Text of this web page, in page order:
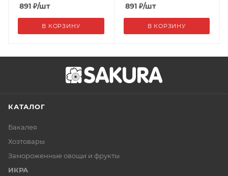
891 ₽/шт
В КОРЗИНУ
891₽/шт
В КОРЗИНУ
КАТАЛОГ
Бакалея
Хозтовары
Замороженные овощи и фрукты
ИКРА